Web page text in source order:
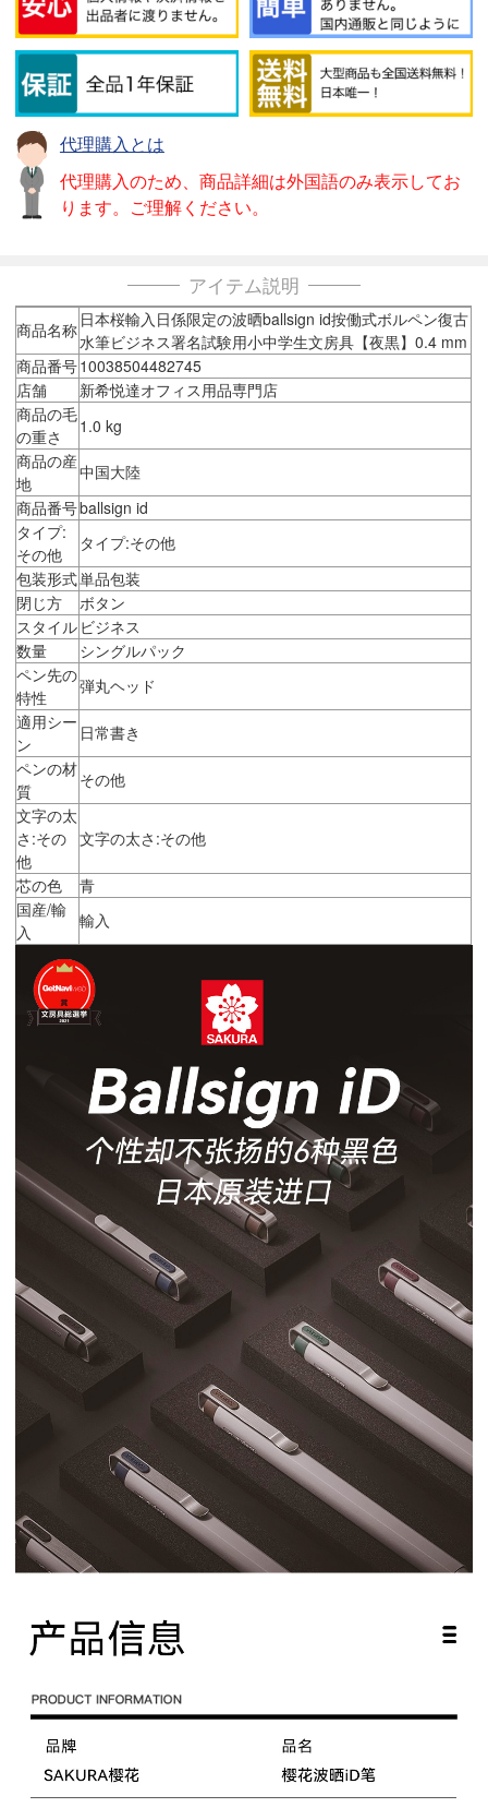
代理購入とは
代理購入のため、商品詳細は外国語のみ表示してお
ります。ご理解ください。
アイテム説明
商品名称 日本桜輸入日係限定の波晒ballsign id按働式ボルペン復古
水筆ビジネス署名試験用小中学生文房具【夜黒】0.4 mm
商品番号10038504482745
店舗
新希悦達オフィス用品専門店
商品の毛
の重さ
1.0 kg
商品の産
地
中国大陸
商品番号ballsign id
タイプ:
その他
タイプ:その他
包装形式単品包装
閉じ方
ボタン
スタイル ビジネス
数量
シングルパック
ペン先の
特性
弾丸ヘッド
適用シー
ン
日常書き
ペンの材
質
その他
文字の太
さ:その
他
文字の太さ:その他
芯の色
青
国産/輸
入
輸入